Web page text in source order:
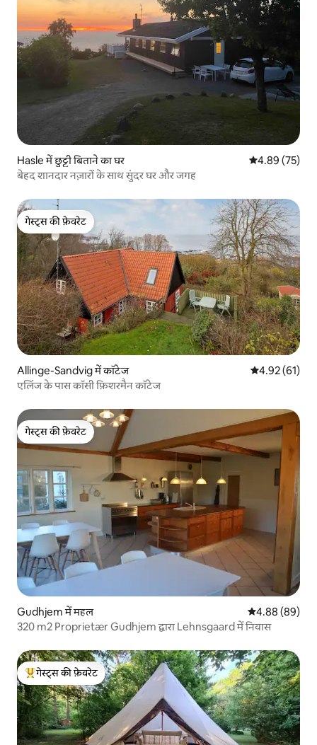
Hasle में छुट्टी बिताने का घर औसत रेटिंग 5 में
4.89 (75)
बेहद शानदार नज़ारों के साथ सुंदर घर और जगह
गेस्ट्स की फ़ेवरेट
गेस्ट्स की फ़ेवरेट
Allinge-Sandvig में कॉटेज औसत रेटिंग 5 में
4.92 (61)
एलिंज के पास कॉसी फ़िशरमैन कॉटेज
गेस्ट्स की फ़ेवरेट
गेस्ट्स की फ़ेवरेट
Gudhjem में महल औसत रेटिंग 5 में
4.88 (89)
320 m2 Proprietær Gudhjem द्वारा Lehnsgaard में निवास
गेस्ट्स का टॉप फ़ेवरेट
गेस्ट्स की फ़ेवरेट